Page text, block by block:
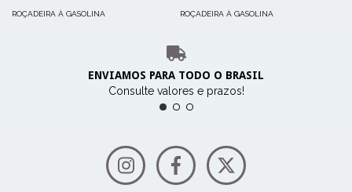
ROÇADEIRA À GASOLINA ROÇADEIRA À GASOLINA
ENVIAMOS PARA TODO O BRASIL
Consulte valores e prazos!